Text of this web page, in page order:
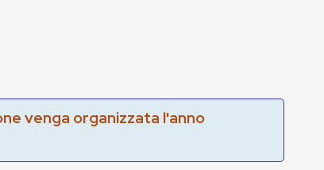
venga organizzata l'anno